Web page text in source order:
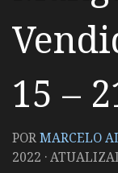
15 –
PORMARCELO
2022 ·